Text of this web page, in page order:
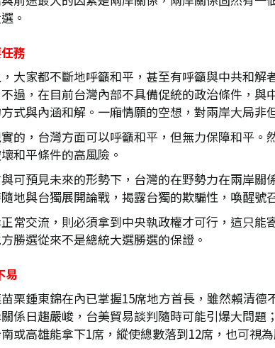
。
務
大家都不斷地呼籲和平，甚至有呼籲與中共和
過，在目前台灣內部不具備促統的政治條件，
式與內涵和解。一廂情願的空想，對兩岸大局非
的，台灣方面可以呼籲和平，但無力保障和平
和平條件的高風險。
可預見未來的形勢下，台灣的在野勢力在兩岸
地與台獨展開論戰，揭露台獨的欺騙性，喚醒號
常交流，則必須拿到中央執政權才可行，這只
勝選從來不是總統大選勝選的保證。
易
栗鍾東錦在內已掌握15席地方首長，雖然賴清
係日趨嚴峻，台美貿易談判隨時可能引爆大問
或高雄能拿下1席，縱使總數落到12席，也可視為